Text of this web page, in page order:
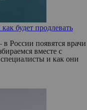
будет продлевать
в России появятся врачи
вместе с
и как они